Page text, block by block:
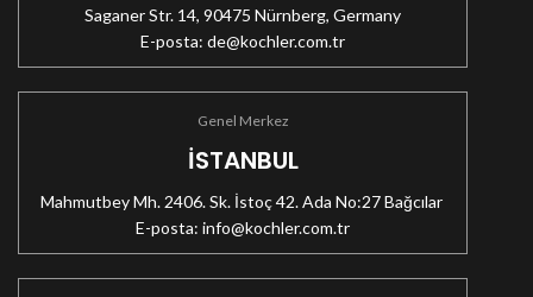
Saganer Str. 14, 90475 Nürnberg, Germany
E-posta: de@kochler.com.tr
Genel Merkez
İSTANBUL
Mahmutbey Mh. 2406. Sk. İstoç 42. Ada No:27 Bağcılar
E-posta: info@kochler.com.tr